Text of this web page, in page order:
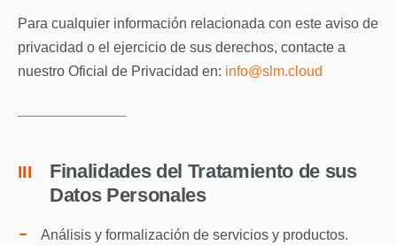
Para cualquier información relacionada con este aviso de
privacidad o el ejercicio de sus derechos, contacte a
nuestro Oficial de Privacidad en: info@slm.cloud
III
Finalidades del Tratamiento de sus
Datos Personales
Análisis y formalización de servicios y productos.